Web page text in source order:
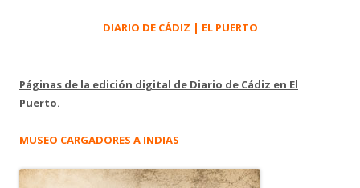
DIARIO DE CÁDIZ | EL PUERTO
Páginas de la edición digital de Diario de Cádiz en El
Puerto.
MUSEO CARGADORES A INDIAS